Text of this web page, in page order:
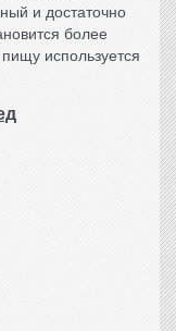
и достаточно
более
используется